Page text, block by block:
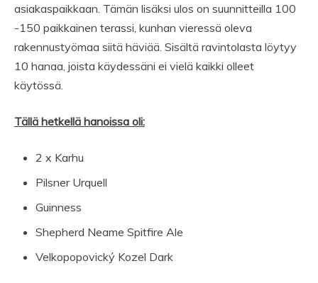
asiakaspaikkaan. Tämän lisäksi ulos on suunnitteilla 100
-150 paikkainen terassi, kunhan vieressä oleva
rakennustyömaa siitä häviää. Sisältä ravintolasta löytyy
10 hanaa, joista käydessäni ei vielä kaikki olleet
käytössä.
Tällä hetkellä hanoissa oli:
2 x Karhu
Pilsner Urquell
Guinness
Shepherd Neame Spitfire Ale
Velkopopovický Kozel Dark